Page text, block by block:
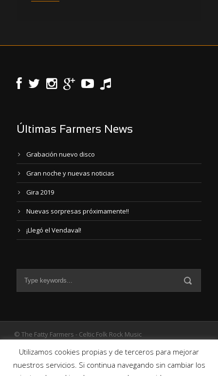
Últimas Farmers News
Grabación nuevo disco
Gran noche y nuevas noticias
Gira 2019
Nuevas sorpresas próximamente!!
¡Llegó el Vendaval!
© The Fatty Farmers - Celtic Folk Rock Music
Utilizamos cookies propias y de terceros para mejorar
nuestros servicios. Si continua navegando sin cambiar los